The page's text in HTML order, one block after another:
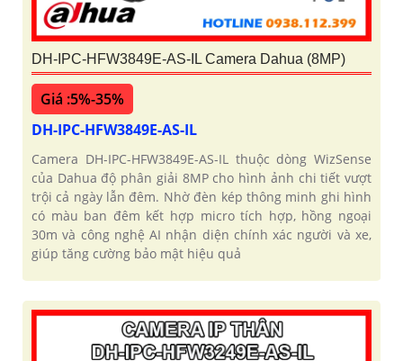
DH-IPC-HFW3849E-AS-IL Camera Dahua (8MP)
Giá :5%-35%
DH-IPC-HFW3849E-AS-IL
Camera DH-IPC-HFW3849E-AS-IL thuộc dòng WizSense
của Dahua độ phân giải 8MP cho hình ảnh chi tiết vượt
trội cả ngày lẫn đêm. Nhờ đèn kép thông minh ghi hình
có màu ban đêm kết hợp micro tích hợp, hồng ngoại
30m và công nghệ AI nhận diện chính xác người và xe,
giúp tăng cường bảo mật hiệu quả